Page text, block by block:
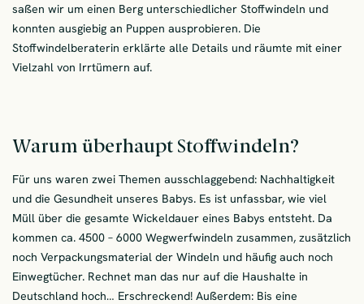
saßen wir um einen Berg unterschiedlicher Stoffwindeln und
konnten ausgiebig an Puppen ausprobieren. Die
Stoffwindelberaterin erklärte alle Details und räumte mit einer
Vielzahl von Irrtümern auf.
Warum überhaupt Stoffwindeln?
Für uns waren zwei Themen ausschlaggebend: Nachhaltigkeit
und die Gesundheit unseres Babys. Es ist unfassbar, wie viel
Müll über die gesamte Wickeldauer eines Babys entsteht. Da
kommen ca. 4500 – 6000 Wegwerfwindeln zusammen, zusätzlich
noch Verpackungsmaterial der Windeln und häufig auch noch
Einwegtücher. Rechnet man das nur auf die Haushalte in
Deutschland hoch… Erschreckend! Außerdem: Bis eine